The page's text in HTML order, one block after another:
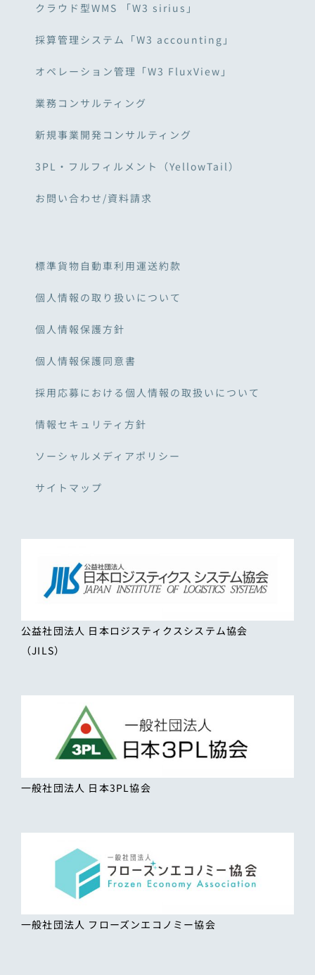
クラウド型WMS 「W3 sirius」
採算管理システム「W3 accounting」
オペレーション管理「W3 FluxView」
業務コンサルティング
新規事業開発コンサルティング
3PL・フルフィルメント（YellowTail）
お問い合わせ/資料請求
標準貨物自動車利用運送約款
個人情報の取り扱いについて
個人情報保護方針
個人情報保護同意書
採用応募における個人情報の取扱いについて
情報セキュリティ方針
ソーシャルメディアポリシー
サイトマップ
公益社団法人 日本ロジスティクスシステム協会
（JILS）
一般社団法人 日本3PL協会
一般社団法人 フローズンエコノミー協会